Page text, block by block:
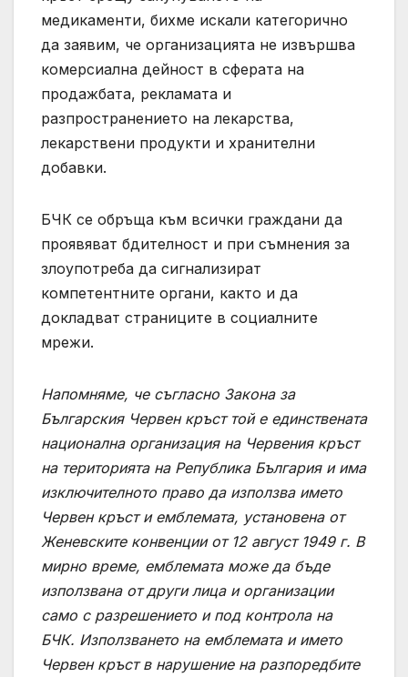
медикаменти, бихме искали категорично
да заявим, че организацията не извършва
комерсиална дейност в сферата на
продажбата, рекламата и
разпространението на лекарства,
лекарствени продукти и хранителни
добавки.
БЧК се обръща към всички граждани да
проявяват бдителност и при съмнения за
злоупотреба да сигнализират
компетентните органи, както и да
докладват страниците в социалните
мрежи.
Напомняме, че съгласно Закона за
Българския Червен кръст той е единствената
национална организация на Червения кръст
на територията на Република България и има
изключителното право да използва името
Червен кръст и емблемата, установена от
Женевските конвенции от 12 август 1949 г. В
мирно време, емблемата може да бъде
използвана от други лица и организации
само с разрешението и под контрола на
БЧК. Използването на емблемата и името
Червен кръст в нарушение на разпоредбите